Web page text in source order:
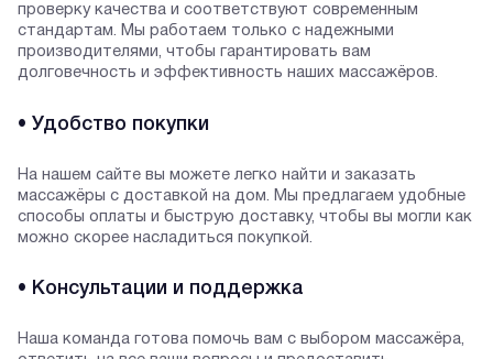
проверку качества и соответствуют современным
стандартам. Мы работаем только с надежными
производителями, чтобы гарантировать вам
долговечность и эффективность наших массажёров.
• Удобство покупки
На нашем сайте вы можете легко найти и заказать
массажёры с доставкой на дом. Мы предлагаем удобные
способы оплаты и быструю доставку, чтобы вы могли как
можно скорее насладиться покупкой.
• Консультации и поддержка
Наша команда готова помочь вам с выбором массажёра,